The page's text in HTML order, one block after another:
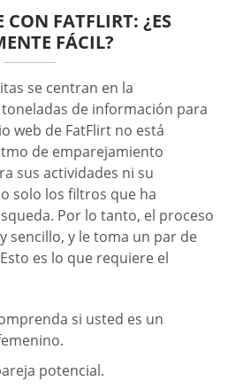
CON FATFLIRT: ¿ES
FÁCIL?
se centran en la
de información para
web de FatFlirt no está
de emparejamiento
sus actividades ni su
solo los filtros que ha
Por lo tanto, el proceso
sencillo, y le toma un par de
es lo que requiere el
si usted es un
potencial.